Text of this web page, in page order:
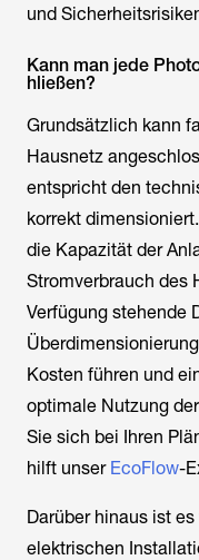
und
Kann man jede
hließen?
Grundsätzlich kann
Hausnetz
entspricht den
korrekt
die Kapazität der
Stromverbrauch des
Verfügung stehende
Kosten führen und
optimale Nutzung
Sie sich bei Ihren
hilft unserEcoFlow-
Darüber hinaus ist
elektrischen